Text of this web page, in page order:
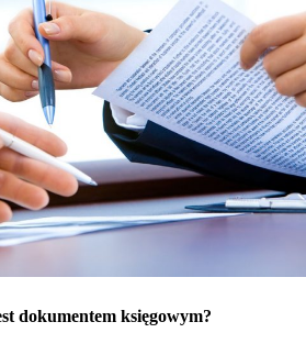
dokumentem księgowym?